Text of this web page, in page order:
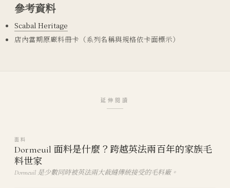
參考資料
Scabal Heritage
店內當期原廠料冊卡（系列名稱與規格依卡面標示）
延伸閱讀
面料
Dormeuil 面料是什麼？跨越英法兩百年的家族毛
料世家
Dormeuil 是少數同時被英法兩大裁縫傳統接受的毛料廠。